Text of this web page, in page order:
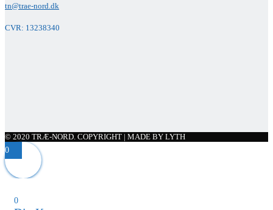
tn@trae-nord.dk
CVR: 13238340
© 2020 TRÆ-NORD. COPYRIGHT | MADE BY LYTH
0
0